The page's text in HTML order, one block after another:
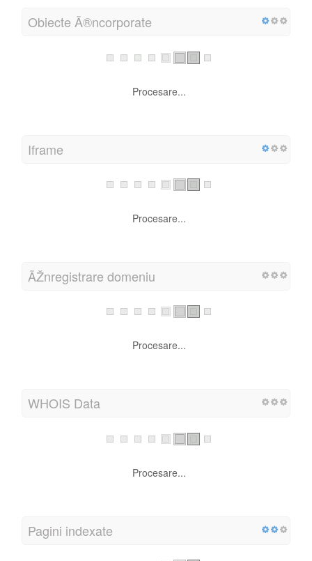
Obiecte Ã®ncorporate
Procesare...
Iframe
Procesare...
ÃŽnregistrare domeniu
Procesare...
WHOIS Data
Procesare...
Pagini indexate